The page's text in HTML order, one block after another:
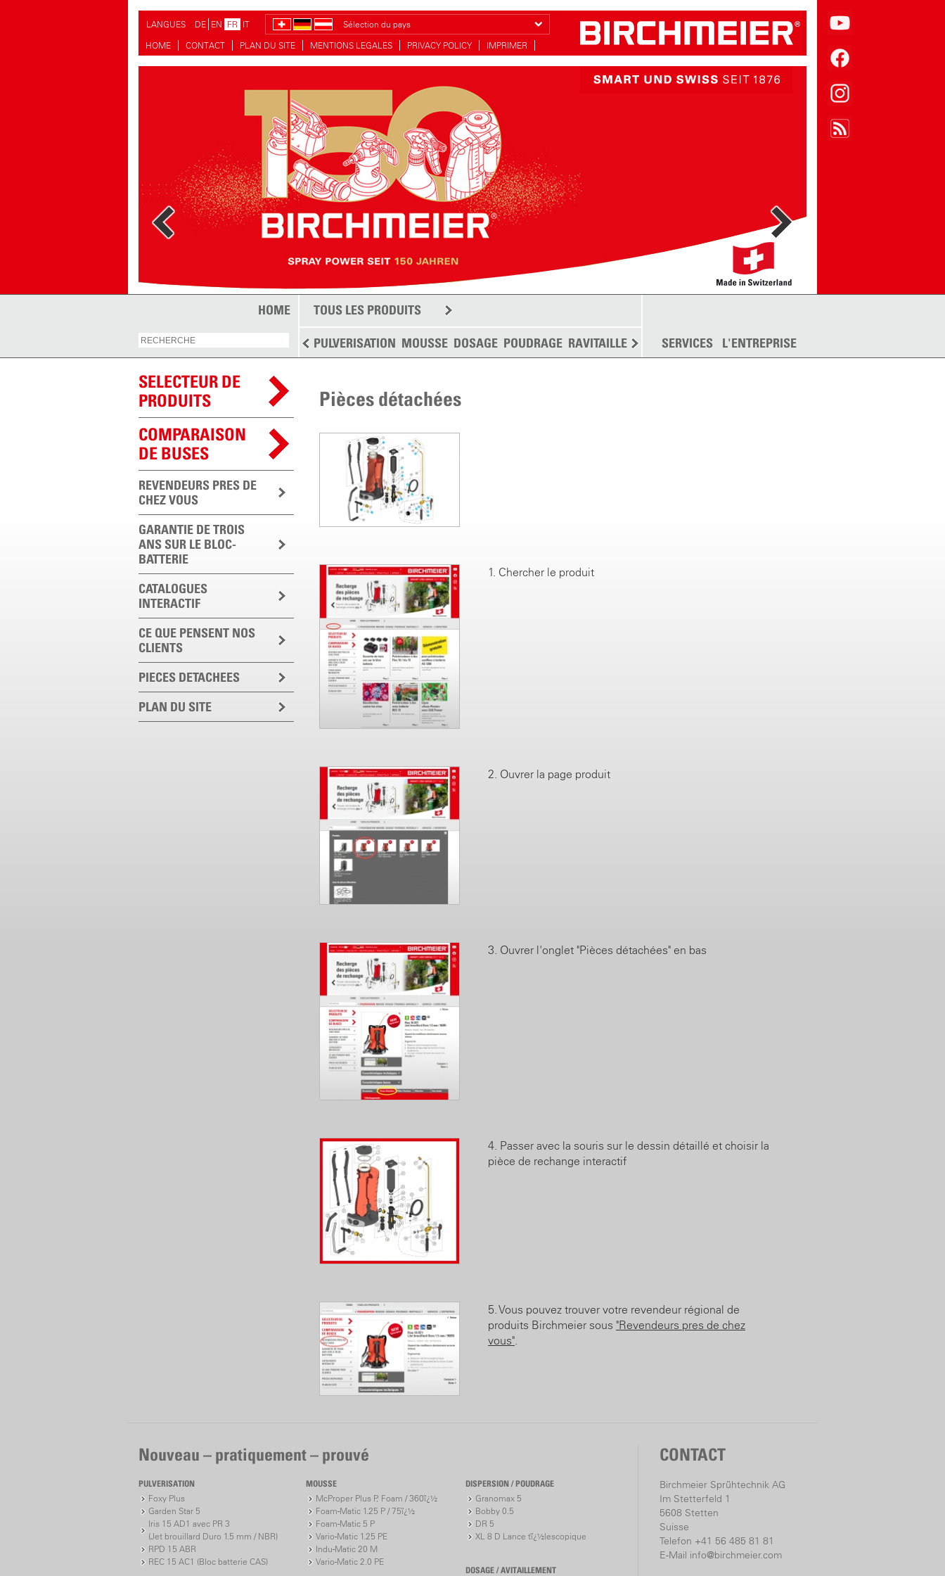
LANGUES DE EN FR IT
Sélection du pays
HOME
CONTACT PLAN DU SITE MENTIONS LEGALES PRIVACY POLICY IMPRIMER
HOME TOUS LES PRODUITS
PULVERISATION MOUSSE DOSAGE POUDRAGE RAVITAILLEMENT DISPERSION PLUS
SERVICES L'ENTREPRISE
SELECTEUR DE
PRODUITS
COMPARAISON
DE BUSES
REVENDEURS PRES DE
CHEZ VOUS
GARANTIE DE TROIS
ANS SUR LE BLOC-
BATTERIE
CATALOGUES
INTERACTIF
CE QUE PENSENT NOS
CLIENTS
PIECES DETACHEES
PLAN DU SITE
Pièces détachées
1. Chercher le produit
2. Ouvrer la page produit
3. Ouvrer l'onglet "Pièces détachées" en bas
4. Passer avec la souris sur le dessin détaillé et choisir la
pièce de rechange interactif
5. Vous pouvez trouver votre revendeur régional de
produits Birchmeier sous "Revendeurs pres de chez
vous".
Nouveau – pratiquement – prouvé
PULVERISATION
Foxy Plus
Garden Star 5
Iris 15 AD1 avec PR 3
(Jet brouillard Duro 1.5 mm / NBR)
RPD 15 ABR
REC 15 AC1 (Bloc batterie CAS)
MOUSSE
McProper Plus P, Foam / 360ï¿½
Foam-Matic 1.25 P / 75ï¿½
Foam-Matic 5 P
Vario-Matic 1.25 PE
Indu-Matic 20 M
Vario-Matic 2.0 PE
DISPERSION / POUDRAGE
Granomax 5
Bobby 0.5
DR 5
XL 8 D Lance tï¿½lescopique
DOSAGE / AVITAILLEMENT
CONTACT
Birchmeier Sprühtechnik AG
Im Stetterfeld 1
5608 Stetten
Suisse
Telefon +41 56 485 81 81
E-Mail info@birchmeier.com